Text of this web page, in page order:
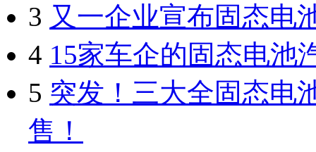
3 又一企业宣布固态电
4 15家车企的固态电池
5 突发！三大全固态电
售！